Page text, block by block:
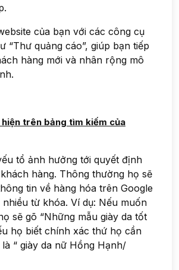
của bạn với các công cụ
“Thư quảng cáo”, giúp bạn tiếp
hàng mới và nhân rộng mô
hiện trên bảng tìm kiếm của
tổ ảnh hưởng tới quyết định
hàng. Thông thường họ sẽ
tin về hàng hóa trên Google
từ khóa. Ví dụ: Nếu muốn
sẽ gõ “Những mẫu giày da tốt
họ biết chính xác thứ họ cần
“ giày da nữ Hồng Hạnh/